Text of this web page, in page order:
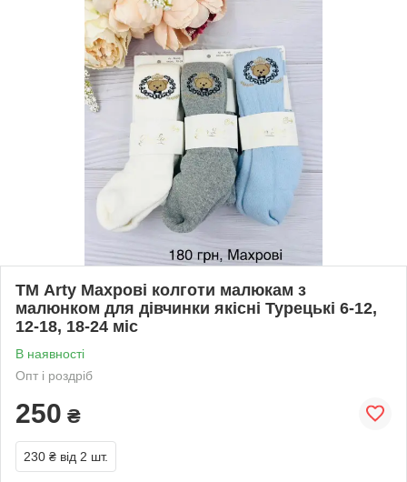
ТМ Arty Махрові колготи малюкам з
малюнком для дівчинки якісні Турецькі 6-12,
12-18, 18-24 міс
В наявності
Опт і роздріб
250 ₴
230 ₴ від 2 шт.